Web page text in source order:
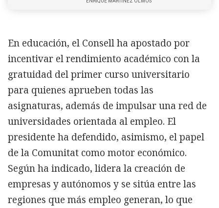
En educación, el Consell ha apostado por
incentivar el rendimiento académico con la
gratuidad del primer curso universitario
para quienes aprueben todas las
asignaturas, además de impulsar una red de
universidades orientada al empleo. El
presidente ha defendido, asimismo, el papel
de la Comunitat como motor económico.
Según ha indicado, lidera la creación de
empresas y autónomos y se sitúa entre las
regiones que más empleo generan, lo que